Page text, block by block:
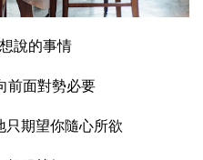
說的事情
前面對勢必要
只期望你隨心所欲